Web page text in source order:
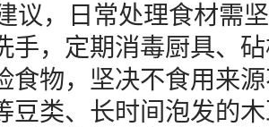
，日常处理食材需
手，定期消毒厨具、
食物，坚决不食用来
豆类、长时间泡发的